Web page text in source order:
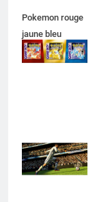
Pokemon rouge
jaune bleu